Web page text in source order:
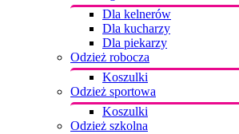
Dla kelnerów
Dla kucharzy
Dla piekarzy
Odzież robocza
Koszulki
Odzież sportowa
Koszulki
Odzież szkolna